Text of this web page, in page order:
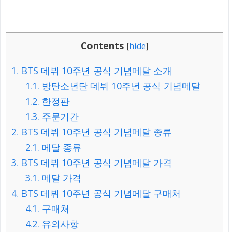
Contents [hide]
1. BTS 데뷔 10주년 공식 기념메달 소개
1.1. 방탄소년단 데뷔 10주년 공식 기념메달
1.2. 한정판
1.3. 주문기간
2. BTS 데뷔 10주년 공식 기념메달 종류
2.1. 메달 종류
3. BTS 데뷔 10주년 공식 기념메달 가격
3.1. 메달 가격
4. BTS 데뷔 10주년 공식 기념메달 구매처
4.1. 구매처
4.2. 유의사항